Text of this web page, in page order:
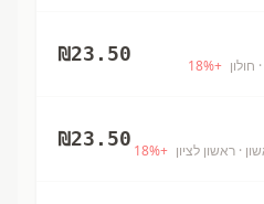
· חולון +
18%
₪23.50
· ראשון לציון +
18%
₪23.50